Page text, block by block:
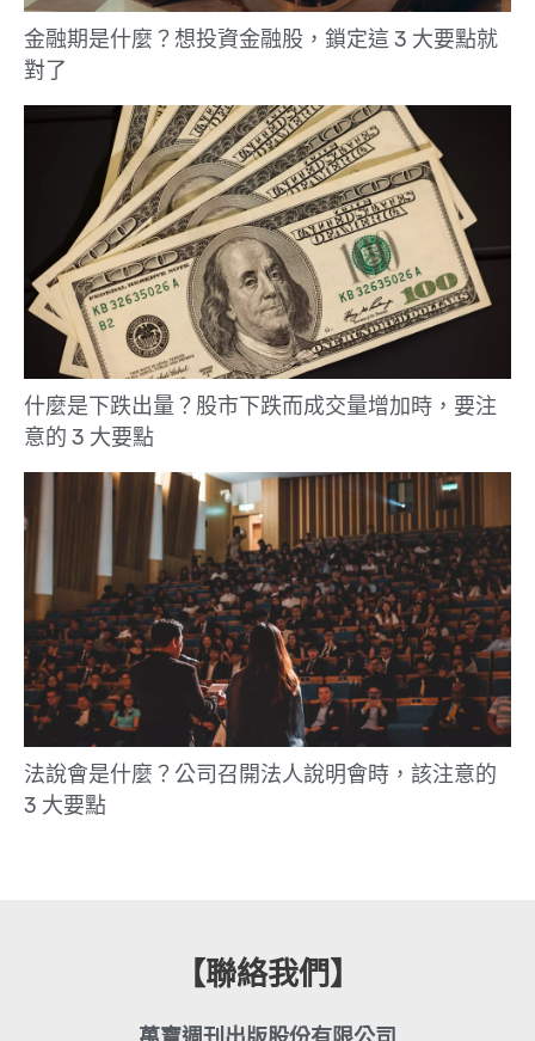
金融期是什麼？想投資金融股，鎖定這 3 大要點就
對了
什麼是下跌出量？股市下跌而成交量增加時，要注
意的 3 大要點
法說會是什麼？公司召開法人說明會時，該注意的
3 大要點
【聯絡我們】